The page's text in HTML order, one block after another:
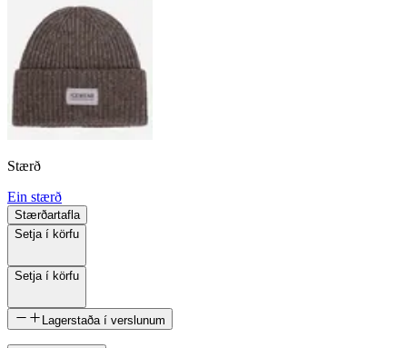
Stærð
Ein stærð
Stærðartafla
Setja í körfu
Setja í körfu
Lagerstaða í verslunum